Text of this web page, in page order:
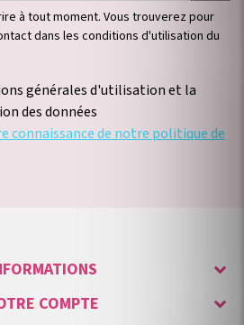
à tout moment. Vous trouverez pour
dans les conditions d'utilisation du
générales d'utilisation et la
des données
connaissance de notre politique de
COMPTE